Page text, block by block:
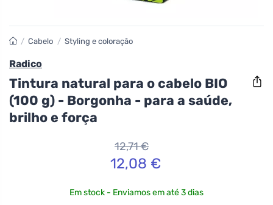
/ Cabelo / Styling e coloração
Radico
Tintura natural para o cabelo BIO
(100 g) - Borgonha - para a saúde,
brilho e força
12,71 €
12,08 €
Em stock - Enviamos em até 3 dias